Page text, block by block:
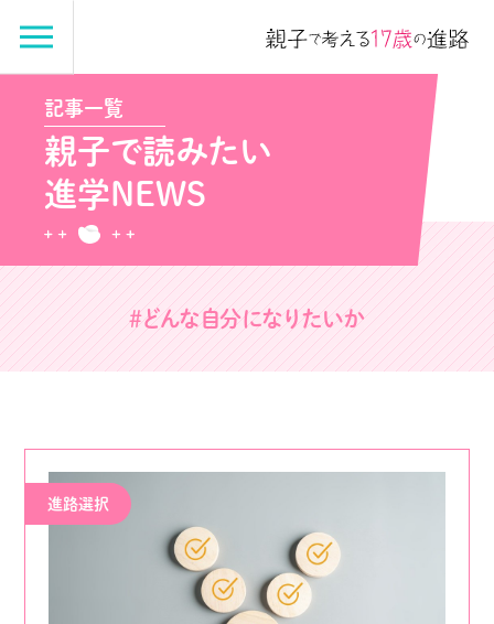
記事一覧
親子で読みたい
進学NEWS
#どんな自分になりたいか
進路選択